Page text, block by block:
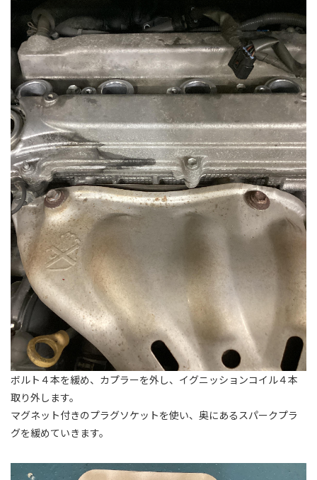
ボルト４本を緩め、カプラーを外し、イグニッションコイル４本
取り外します。
マグネット付きのプラグソケットを使い、奥にあるスパークプラ
グを緩めていきます。